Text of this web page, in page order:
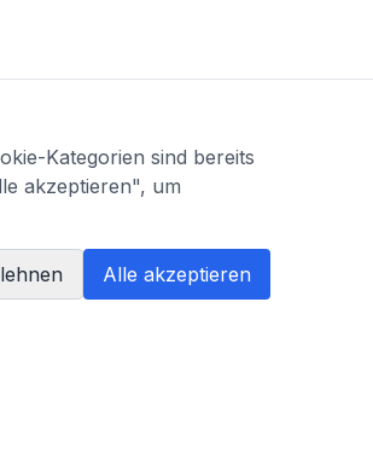
Kategorien sind bereits
akzeptieren", um
Alle akzeptieren